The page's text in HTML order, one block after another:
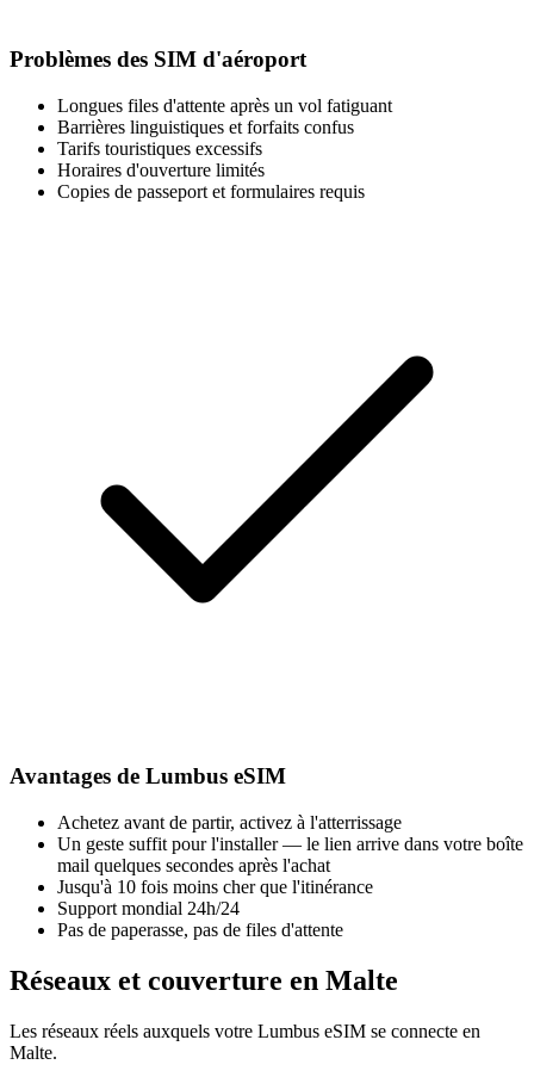
Problèmes des SIM d'aéroport
Longues files d'attente après un vol fatiguant
Barrières linguistiques et forfaits confus
Tarifs touristiques excessifs
Horaires d'ouverture limités
Copies de passeport et formulaires requis
Avantages de Lumbus eSIM
Achetez avant de partir, activez à l'atterrissage
Un geste suffit pour l'installer — le lien arrive dans votre boîte
mail quelques secondes après l'achat
Jusqu'à 10 fois moins cher que l'itinérance
Support mondial 24h/24
Pas de paperasse, pas de files d'attente
Réseaux et couverture en Malte
Les réseaux réels auxquels votre Lumbus eSIM se connecte en
Malte.